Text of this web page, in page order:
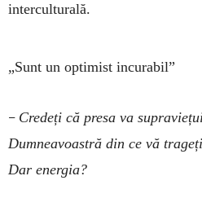
interculturală.
„Sunt un optimist incurabil”
– Credeți că presa va
Dumneavoastră din ce vă
Dar energia?